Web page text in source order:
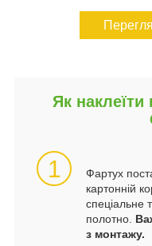
Як наклеїти
1
Фартух
картонній
спеціальне
полотно.
з монтажу.